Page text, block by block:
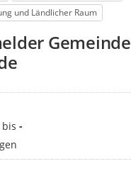
und Ländlicher Raum
Gemeinde
bis -